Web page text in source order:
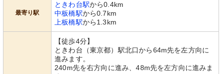
最寄り駅
ときわ台駅から0.4km
中板橋駅から0.7km
上板橋駅から1.3km
【徒歩4分】
ときわ台（東京都）駅北口から64m先を左方向に
進みます。
240m先を右方向に進み、48m先を左方向に進みま